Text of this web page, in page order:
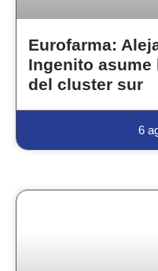
Eurofarma:
Ingenito asume
del cluster sur
6